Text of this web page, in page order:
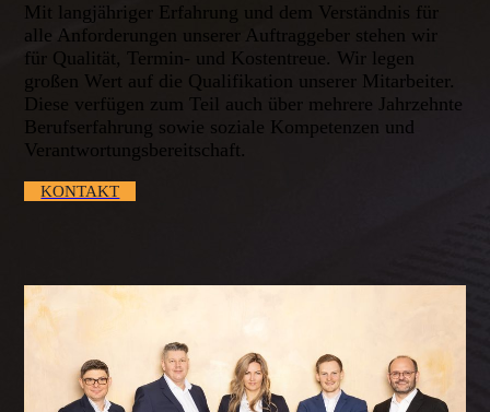
Mit langjähriger Erfahrung und dem Verständnis für
alle An­ford­er­ungen unserer Auftraggeber stehen wir
für Qualität, Termin- und Kostentreue. Wir legen
großen Wert auf die Qualifikation unserer Mitarbeiter.
Diese verfügen zum Teil auch über mehrere Jahrzehnte
Berufserfahrung sowie soziale Kompetenzen und
Verantwortungsbereitschaft.
KONTAKT